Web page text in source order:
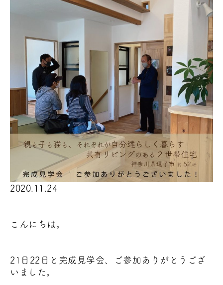
2020.11.24
こんにちは。
21日22日と完成見学会、ご参加ありがとうござ
いました。